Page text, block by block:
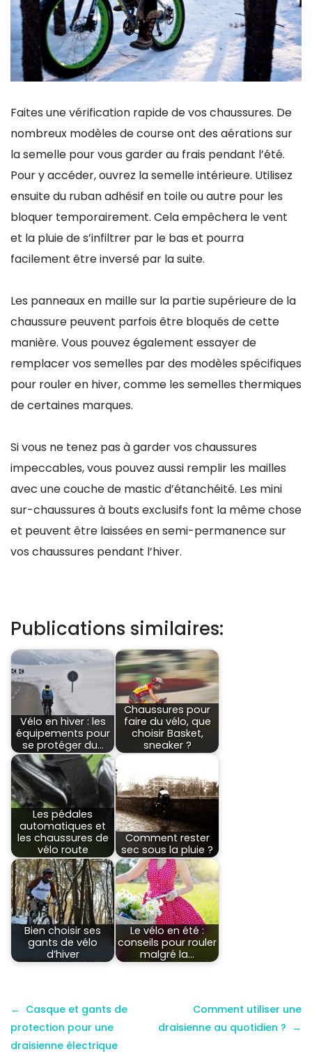
Faites une vérification rapide de vos chaussures. De
nombreux modèles de course ont des aérations sur
la semelle pour vous garder au frais pendant l’été.
Pour y accéder, ouvrez la semelle intérieure. Utilisez
ensuite du ruban adhésif en toile ou autre pour les
bloquer temporairement. Cela empêchera le vent
et la pluie de s’infiltrer par le bas et pourra
facilement être inversé par la suite.
Les panneaux en maille sur la partie supérieure de la
chaussure peuvent parfois être bloqués de cette
manière. Vous pouvez également essayer de
remplacer vos semelles par des modèles spécifiques
pour rouler en hiver, comme les semelles thermiques
de certaines marques.
Si vous ne tenez pas à garder vos chaussures
impeccables, vous pouvez aussi remplir les mailles
avec une couche de mastic d’étanchéité. Les mini
sur-chaussures à bouts exclusifs font la même chose
et peuvent être laissées en semi-permanence sur
vos chaussures pendant l’hiver.
Publications similaires:
Vélo en hiver : les
équipements pour
se protéger du…
Chaussures pour
faire du vélo, que
choisir Basket,
sneaker ?
Les pédales
automatiques et
les chaussures de
vélo route
Comment rester
sec sous la pluie ?
Bien choisir ses
gants de vélo
d’hiver
Le vélo en été :
conseils pour rouler
malgré la…
Casque et gants de
protection pour une
draisienne électrique
Comment utiliser une
draisienne au quotidien ?